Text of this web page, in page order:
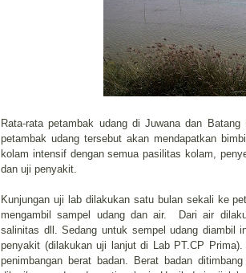
Rata-rata petambak udang di Juwana dan
petambak udang tersebut akan mendapatkan
kolam intensif dengan semua pasilitas kolam,
dan uji penyakit.
Kunjungan uji lab dilakukan satu bulan sekali ke
mengambil sampel udang dan air. Dari air
salinitas dll. Sedang untuk sempel udang diambil
penyakit (dilakukan uji lanjut di Lab PT.CP
penimbangan berat badan. Berat badan